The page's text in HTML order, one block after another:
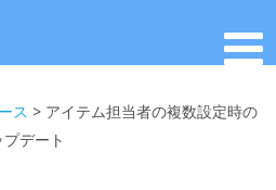
ス > アイテム担当者の複数設定時の
デート